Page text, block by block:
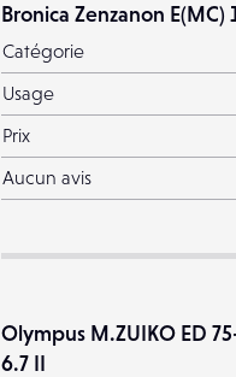
Bronica Zenzanon
Catégorie
Usage
Prix
Aucun avis
Olympus M.ZUIKO ED
6.7 II